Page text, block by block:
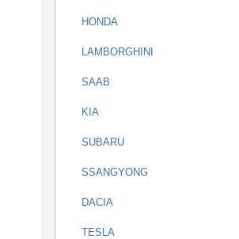
HONDA
LAMBORGHINI
SAAB
KIA
SUBARU
SSANGYONG
DACIA
TESLA